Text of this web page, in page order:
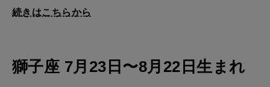
続きはこちらから
獅子座 7月23日〜8月22日生まれ